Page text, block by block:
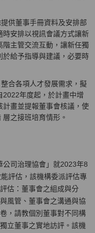
供董事手冊資料及安排部
時安排以視訊會議方式讓新
主管交流互動，讓新任獨
給予指導與建議，必要時
合各項人才發展需求，擬
年度起，於計畫中增
畫並提報董事會核議，使
之接班培育情形。
司治理協會」就2023年8
評估，該機構委派評估專
估：董事會之組成與分
風管、董事會之溝通與協
，請教個別董事對不同構
立董事之實地訪評。該機